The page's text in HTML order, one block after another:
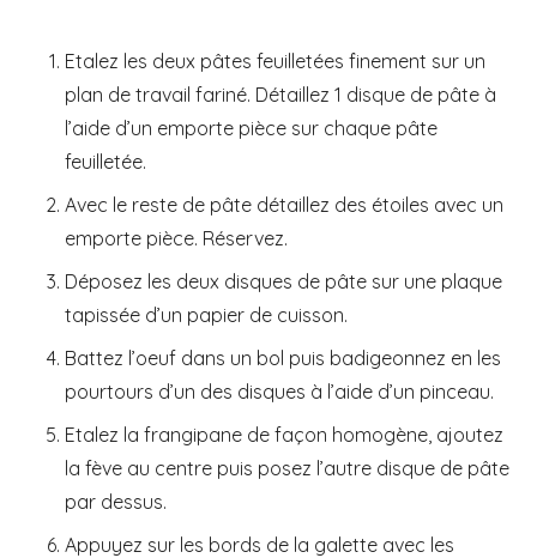
Etalez les deux pâtes feuilletées finement sur un
plan de travail fariné. Détaillez 1 disque de pâte à
l’aide d’un emporte pièce sur chaque pâte
feuilletée.
Avec le reste de pâte détaillez des étoiles avec un
emporte pièce. Réservez.
Déposez les deux disques de pâte sur une plaque
tapissée d’un papier de cuisson.
Battez l’oeuf dans un bol puis badigeonnez en les
pourtours d’un des disques à l’aide d’un pinceau.
Etalez la frangipane de façon homogène, ajoutez
la fève au centre puis posez l’autre disque de pâte
par dessus.
Appuyez sur les bords de la galette avec les